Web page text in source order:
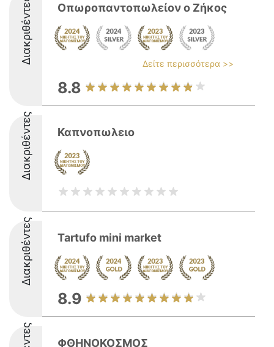
Διακριθέντες Οπωροπαντοπωλείον ο Ζήκος
Δείτε περισσότερα >>
8.8
Διακριθέντες Καπνοπωλειο
Διακριθέντες Tartufo mini market
8.9
ΦΘΗΝΟΚΟΣΜΟΣ